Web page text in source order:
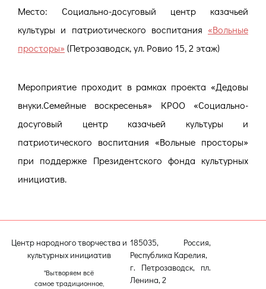
Место: Социально-досуговый центр казачьей
культуры и патриотического воспитания «Вольные
просторы»(Петрозаводск, ул. Ровио 15, 2 этаж)
Мероприятие проходит в рамках проекта «Дедовы
внуки.Семейные воскресенья» КРОО «Социально-
досуговый центр казачьей культуры и
патриотического воспитания «Вольные просторы»
при поддержке Президентского фонда культурных
инициатив.
Центр народного творчества и
культурных инициатив
"Вытворяем всё
самое традиционное,
185035, Россия,
Республика Карелия,
г. Петрозаводск, пл.
Ленина, 2